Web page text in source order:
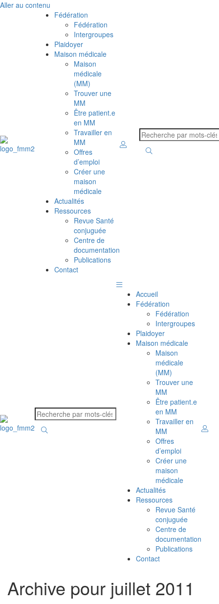
Aller au contenu
Fédération
Fédération
Intergroupes
Plaidoyer
Maison médicale
Maison
médicale
(MM)
Trouver une
MM
Être patient.e
en MM
Travailler en
MM
Offres
d’emploi
Créer une
maison
médicale
Actualités
Ressources
Revue Santé
conjuguée
Centre de
documentation
Publications
Contact
Accueil
Fédération
Fédération
Intergroupes
Plaidoyer
Maison médicale
Maison
médicale
(MM)
Trouver une
MM
Être patient.e
en MM
Travailler en
MM
Offres
d’emploi
Créer une
maison
médicale
Actualités
Ressources
Revue Santé
conjuguée
Centre de
documentation
Publications
Contact
Archive pour juillet 2011